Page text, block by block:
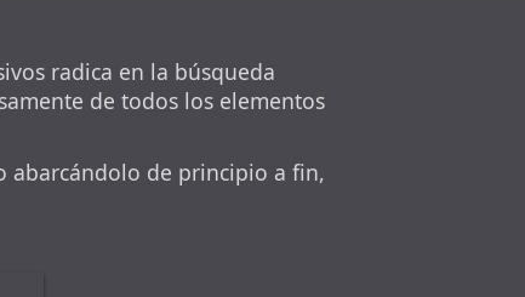
radica en la búsqueda
de todos los elementos
abarcándolo de principio a fin,